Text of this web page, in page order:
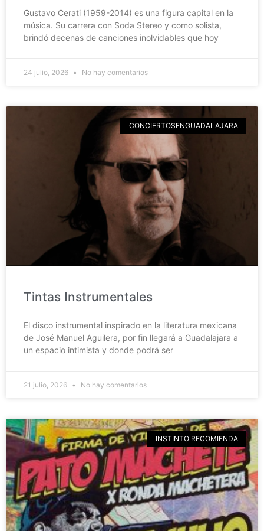
Gustavo Cerati (1959-2014) es una figura capital en la
música. Su carrera con Soda Stereo y como solista,
brindó decenas de canciones inolvidables que hoy
24 julio, 2026 No hay comentarios
CONCIERTOSENGUADALAJARA
Tintas Instrumentales
El disco instrumental inspirado en la literatura mexicana
de José Manuel Aguilera, por fin llegará a Guadalajara a
un espacio intimista y donde podrá ser
21 julio, 2026 No hay comentarios
INSTINTO RECOMIENDA